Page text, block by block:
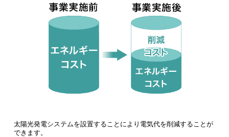
太陽光発電システムを設置することにより電気代を削減することが
できます。